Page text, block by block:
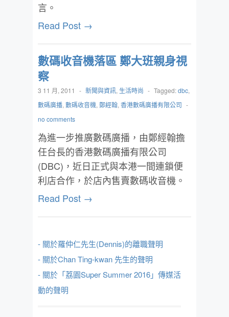
言。
Read Post →
數碼收音機落區 鄭大班親身視
察
3 11 月, 2011 - 新聞與資訊, 生活時尚 - Tagged:dbc,
數碼廣播, 數碼收音機, 鄭經翰, 香港數碼廣播有限公司 -
no comments
為進一步推廣數碼廣播，由鄭經翰擔
任台長的香港數碼廣播有限公司
(DBC)，近日正式與本港一間連鎖便
利店合作，於店內售賣數碼收音機。
Read Post →
- 關於羅仲仁先生(Dennis)的離職聲明
- 關於Chan Ting-kwan 先生的聲明
- 關於「荔園Super Summer 2016」傳媒活
動的聲明